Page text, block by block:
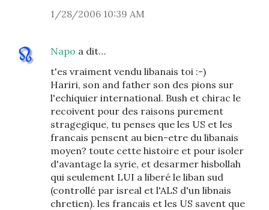
1/28/2006 10:39 AM
Napo a dit…
t'es vraiment vendu libanais toi :-)
Hariri, son and father son des pions sur
l'echiquier international. Bush et chirac le
recoivent pour des raisons purement
stragegique, tu penses que les US et les
francais pensent au bien-etre du libanais
moyen? toute cette histoire et pour isoler
d'avantage la syrie, et desarmer hisbollah
qui seulement LUI a liberé le liban sud
(controllé par isreal et l'ALS d'un libnais
chretien). les francais et les US savent que